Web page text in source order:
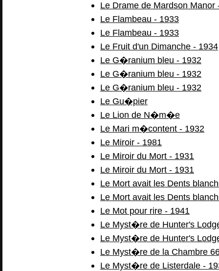
Le Drame de Mardson Manor
Le Flambeau - 1933
Le Flambeau - 1933
Le Fruit d'un Dimanche - 1934
Le G�ranium bleu - 1932
Le G�ranium bleu - 1932
Le G�ranium bleu - 1932
Le Gu�pier
Le Lion de N�m�e
Le Mari m�content - 1932
Le Miroir - 1981
Le Miroir du Mort - 1931
Le Miroir du Mort - 1931
Le Mort avait les Dents
Le Mort avait les Dents
Le Mot pour rire - 1941
Le Myst�re de Hunter's
Le Myst�re de Hunter's
Le Myst�re de la Chambre
Le Myst�re de Listerdale -